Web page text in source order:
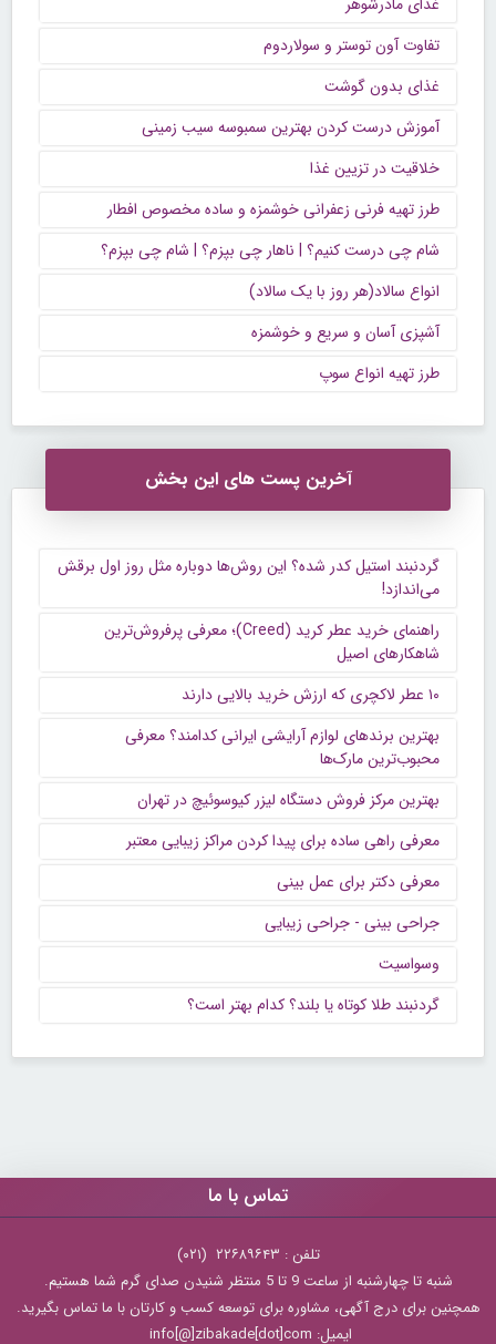
غذای مادرشوهر
تفاوت آون توستر و سولاردوم
غذای بدون گوشت
آموزش درست کردن بهترین سمبوسه سیب زمینی
خلاقیت در تزیین غذا
طرز تهیه فرنی زعفرانی خوشمزه و ساده مخصوص افطار
شام چی درست کنیم؟ | ناهار چی بپزم؟ | شام چی بپزم؟
انواع سالاد(هر روز با یک سالاد)
آشپزی آسان و سریع و خوشمزه
طرز تهیه انواع سوپ
آخرین پست های این بخش
گردنبند استیل کدر شده؟ این روش‌ها دوباره مثل روز اول برقش
می‌اندازد!
راهنمای خرید عطر کرید (Creed)؛ معرفی پرفروش‌ترین
شاهکارهای اصیل
۱۰ عطر لاکچری که ارزش خرید بالایی دارند
بهترین برندهای لوازم آرایشی ایرانی کدامند؟ معرفی
محبوب‌ترین مارک‌ها
بهترین مرکز فروش دستگاه لیزر کیوسوئیچ در تهران
معرفی راهی ساده برای پیدا کردن مراکز زیبایی معتبر
معرفی دکتر برای عمل بینی
جراحی بینی - جراحی زیبایی
وسواسیت
گردنبند طلا کوتاه یا بلند؟ کدام بهتر است؟
تماس با ما
تلفن : ۲۲۶۸۹۶۴۳ (۰۲۱)
شنبه تا چهارشنبه از ساعت 9 تا 5 منتظر شنیدن صدای گرم شما هستیم.
همچنین برای درج آگهی، مشاوره برای توسعه کسب و کارتان با ما تماس بگیرید.
ایمیل: info[@]zibakade[dot]com